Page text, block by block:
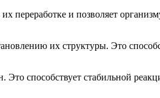
переработке и позволяет
их структуры. Это
Это способствует стабильной